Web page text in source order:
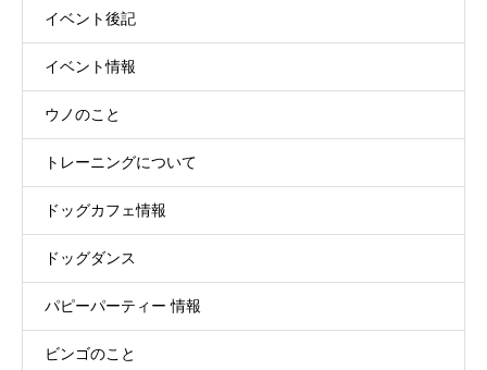
イベント後記
イベント情報
ウノのこと
トレーニングについて
ドッグカフェ情報
ドッグダンス
パピーパーティー 情報
ビンゴのこと